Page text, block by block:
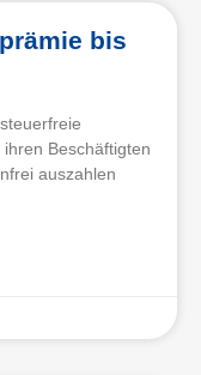
bis
Beschäftigten
auszahlen